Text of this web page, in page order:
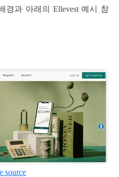
경과 아래의 Ellevest 예시 참
source